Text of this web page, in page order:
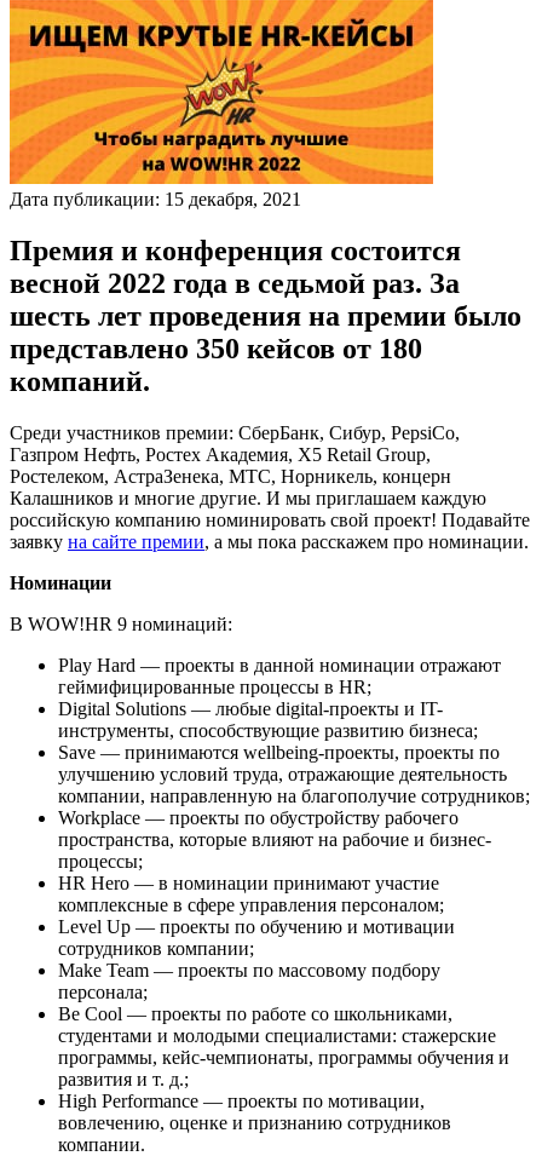
Дата публикации: 15 декабря, 2021
Премия и конференция состоится
весной 2022 года в седьмой раз. За
шесть лет проведения на премии было
представлено 350 кейсов от 180
компаний.
Среди участников премии: СберБанк, Сибур, PepsiCo,
Газпром Нефть, Ростех Академия, X5 Retail Group,
Ростелеком, АстраЗенека, МТС, Норникель, концерн
Калашников и многие другие. И мы приглашаем каждую
российскую компанию номинировать свой проект! Подавайте
заявку на сайте премии, а мы пока расскажем про номинации.
Номинации
В WOW!HR 9 номинаций:
Play Hard — проекты в данной номинации отражают
геймифицированные процессы в HR;
Digital Solutions — любые digital-проекты и IT-
инструменты, способствующие развитию бизнеса;
Save — принимаются wellbeing-проекты, проекты по
улучшению условий труда, отражающие деятельность
компании, направленную на благополучие сотрудников;
Workplace — проекты по обустройству рабочего
пространства, которые влияют на рабочие и бизнес-
процессы;
HR Hero — в номинации принимают участие
комплексные в сфере управления персоналом;
Level Up — проекты по обучению и мотивации
сотрудников компании;
Make Team — проекты по массовому подбору
персонала;
Be Cool — проекты по работе со школьниками,
студентами и молодыми специалистами: стажерские
программы, кейс-чемпионаты, программы обучения и
развития и т. д.;
High Performance — проекты по мотивации,
вовлечению, оценке и признанию сотрудников
компании.